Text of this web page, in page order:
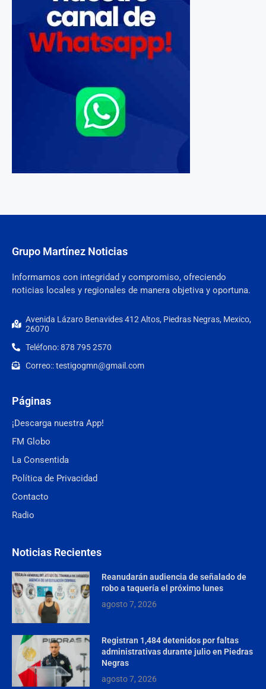
Grupo Martínez Noticias
Informamos con integridad y compromiso, ofreciendo
noticias locales y regionales de manera objetiva y oportuna.
Avenida Lázaro Benavides 412 Altos, Piedras Negras, Mexico,
26070
Teléfono: 878 795 2570
Correo:: testigogmn@gmail.com
Páginas
¡Descarga nuestra App!
FM Globo
La Consentida
Política de Privacidad
Contacto
Radio
Noticias Recientes
Reanudarán audiencia de señalado de
robo a taquería el próximo lunes
agosto 7, 2026
Registran 1,484 detenidos por faltas
administrativas durante julio en Piedras
Negras
agosto 7, 2026